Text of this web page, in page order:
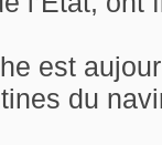
est
du